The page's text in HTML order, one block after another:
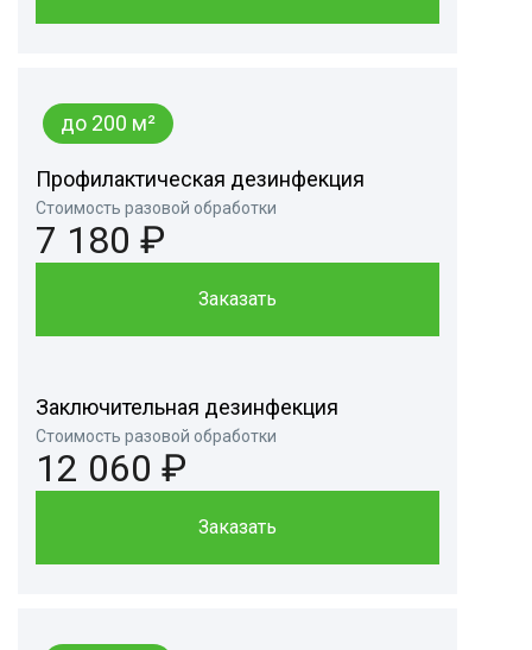
до 200 м²
Профилактическая дезинфекция
Стоимость разовой обработки
7 180 ₽
Заказать
Заключительная дезинфекция
Стоимость разовой обработки
12 060 ₽
Заказать